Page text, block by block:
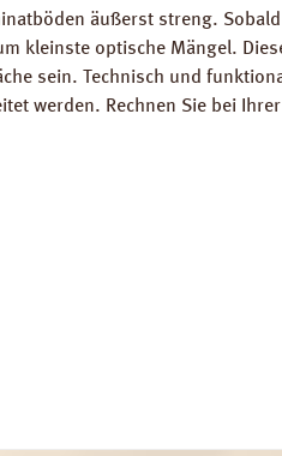
äußerst streng.
kleinste optische Mängel.
sein. Technisch und
werden. Rechnen Sie bei